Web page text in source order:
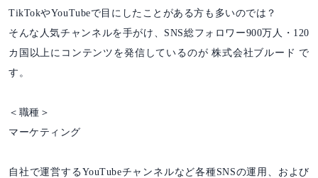
TikTokやYouTubeで目にしたことがある方も多いのでは？
そんな人気チャンネルを手がけ、SNS総フォロワー900万人・120
カ国以上にコンテンツを発信しているのが 株式会社ブルード で
す。
＜職種＞
マーケティング
自社で運営するYouTubeチャンネルなど各種SNSの運用、および